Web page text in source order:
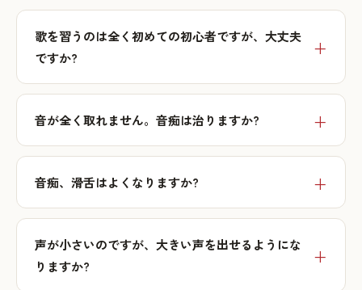
歌を習うのは全く初めての初心者ですが、大丈夫
ですか?
音が全く取れません。音痴は治りますか?
音痴、滑舌はよくなりますか?
声が小さいのですが、大きい声を出せるようにな
りますか?